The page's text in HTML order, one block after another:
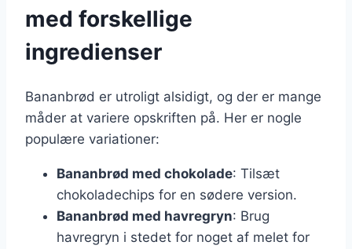
med forskellige
ingredienser
Bananbrød er utroligt alsidigt, og der er mange
måder at variere opskriften på. Her er nogle
populære variationer:
Bananbrød med chokolade: Tilsæt
chokoladechips for en sødere version.
Bananbrød med havregryn: Brug
havregryn i stedet for noget af melet for